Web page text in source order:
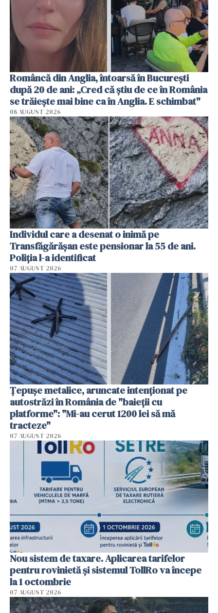
Româncă din Anglia, întoarsă în București
după 20 de ani: „Cred că știu de ce în România
se trăiește mai bine ca în Anglia. E schimbat"
08 AUGUST 2026
Individul care a desenat o inimă pe
Transfăgărășan este pensionar la 55 de ani.
Poliția l-a identificat
07 AUGUST 2026
Țepușe metalice, aruncate intenționat pe
autostrăzi în România de "baieții cu
platforme": "Mi-au cerut 1200 lei să mă
tracteze"
07 AUGUST 2026
Nou sistem de taxare. Aplicarea tarifelor
pentru rovinietă şi sistemul TollRo va începe
la 1 octombrie
07 AUGUST 2026